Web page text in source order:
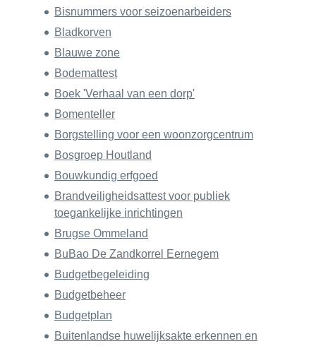
Bisnummers voor seizoenarbeiders
Bladkorven
Blauwe zone
Bodemattest
Boek 'Verhaal van een dorp'
Bomenteller
Borgstelling voor een woonzorgcentrum
Bosgroep Houtland
Bouwkundig erfgoed
Brandveiligheidsattest voor publiek
toegankelijke inrichtingen
Brugse Ommeland
BuBao De Zandkorrel Eernegem
Budgetbegeleiding
Budgetbeheer
Budgetplan
Buitenlandse huwelijksakte erkennen en